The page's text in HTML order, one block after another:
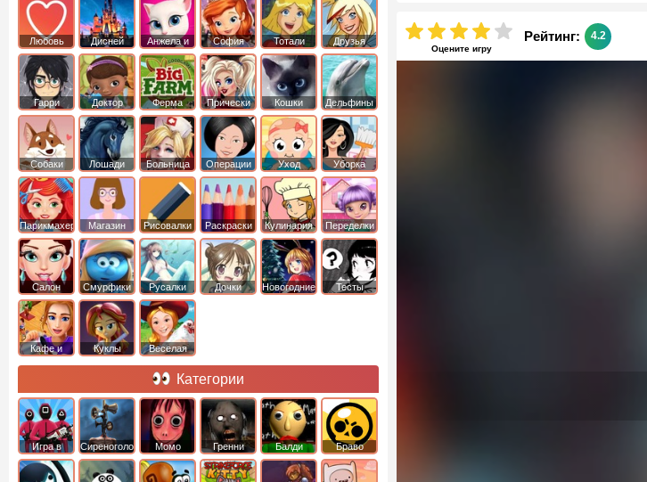
Оцените игру
Рейтинг: 4.2
Любовь Дисней
Анжела и
том
София
Прекрасная
Тотали
Спайс
Друзья
ангелов
Гарри
Поттер
Доктор
Плюшева
Ферма Прически Кошки Дельфины
Собаки Лошади Больница Операции Уход Уборка
Парикмахер Магазин Рисовалки Раскраски Кулинария Переделки
Салон Смурфики Русалки Дочки Новогодние Тесты
Кафе и
Куклы
Веселая
Категории
Игра в
Кальмара
Сиреноголовый Момо Гренни Балди
Браво
Старс